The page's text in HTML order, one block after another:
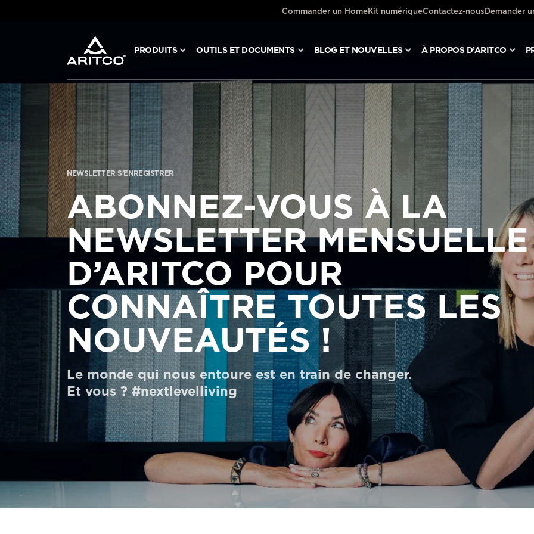
Commander un HomeKit numériqueContactez-nous Demander
PRODUITS OUTILS ET DOCUMENTS BLOG ET NOUVELLES À PROPOS D’ARITCO
OUTILS ET DOCUMENTS
BLOG ET NOUVELLES
À PROPOS D’ARITCO
PROFESSIONNEL
Commander un HomeKit numérique
Contactez-nous
Demander un devis
Newsletter S’enregistrer
Contactez-nous
NEWSLETTER S’ENREGISTRER
ABONNEZ-VOUS À LA
NEWSLETTER MENSUELLE
D’ARITCO POUR
CONNAÎTRE TOUTES LES
NOUVEAUTÉS !
Le monde qui nous entoure est en train de changer.
Et vous ? #nextlevelliving